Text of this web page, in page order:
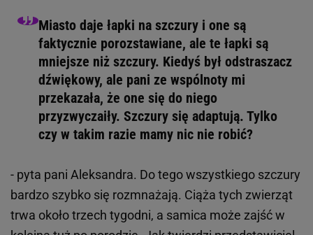
Miasto daje łapki na szczury i one są
faktycznie porozstawiane, ale te łapki są
mniejsze niż szczury. Kiedyś był odstraszacz
dźwiękowy, ale pani ze wspólnoty mi
przekazała, że one się do niego
przyzwyczaiły. Szczury się adaptują. Tylko
czy w takim razie mamy nic nie robić?
- pyta pani Aleksandra. Do tego wszystkiego szczury
bardzo szybko się rozmnażają. Ciąża tych zwierząt
trwa około trzech tygodni, a samica może zajść w